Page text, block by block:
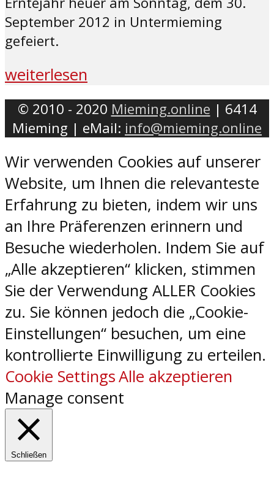
September 2012 in Untermieming
gefeiert.
weiterlesen
© 2010 - 2020 Mieming.online | 6414
Mieming | eMail: info@mieming.online
Wir verwenden Cookies auf unserer
Website, um Ihnen die relevanteste
Erfahrung zu bieten, indem wir uns
an Ihre Präferenzen erinnern und
Besuche wiederholen. Indem Sie auf
„Alle akzeptieren“ klicken, stimmen
Sie der Verwendung ALLER Cookies
zu. Sie können jedoch die „Cookie-
Einstellungen“ besuchen, um eine
kontrollierte Einwilligung zu erteilen.
Cookie SettingsAlle akzeptieren
Manage consent
Schließen